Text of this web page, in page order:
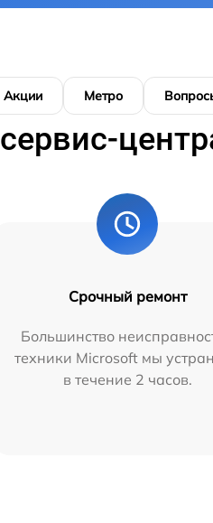
Акции Метро
Срочный ремонт
Большинство
техники Microsoft мы
в течение 2 часов.